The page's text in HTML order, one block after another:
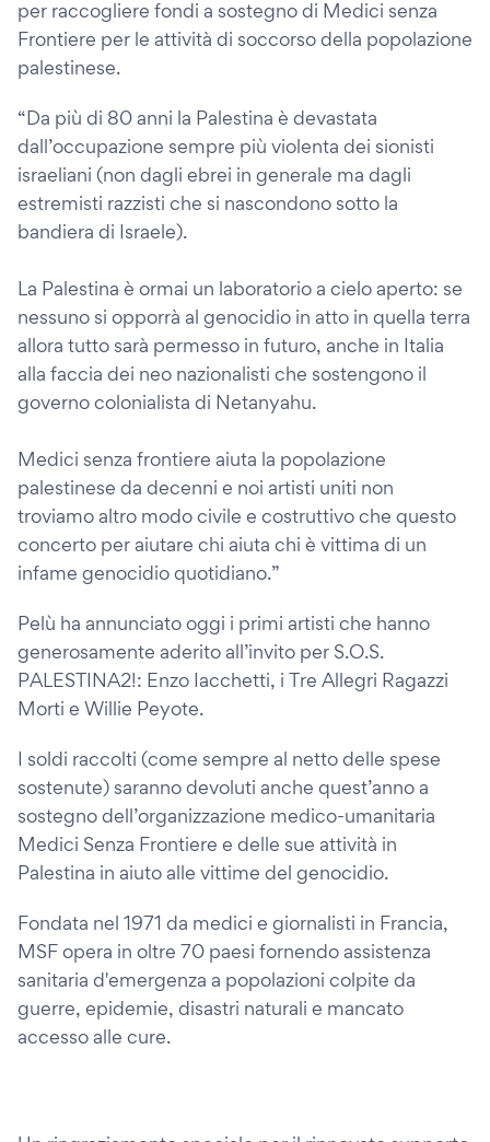
per raccogliere fondi a sostegno di Medici senza
Frontiere per le attività di soccorso della popolazione
palestinese.
“Da più di 80 anni la Palestina è devastata
dall’occupazione sempre più violenta dei sionisti
israeliani (non dagli ebrei in generale ma dagli
estremisti razzisti che si nascondono sotto la
bandiera di Israele).
La Palestina è ormai un laboratorio a cielo aperto: se
nessuno si opporrà al genocidio in atto in quella terra
allora tutto sarà permesso in futuro, anche in Italia
alla faccia dei neo nazionalisti che sostengono il
governo colonialista di Netanyahu.
Medici senza frontiere aiuta la popolazione
palestinese da decenni e noi artisti uniti non
troviamo altro modo civile e costruttivo che questo
concerto per aiutare chi aiuta chi è vittima di un
infame genocidio quotidiano.”
Pelù ha annunciato oggi i primi artisti che hanno
generosamente aderito all’invito per S.O.S.
PALESTINA2!: Enzo Iacchetti, i Tre Allegri Ragazzi
Morti e Willie Peyote.
I soldi raccolti (come sempre al netto delle spese
sostenute) saranno devoluti anche quest’anno a
sostegno dell’organizzazione medico-umanitaria
Medici Senza Frontiere e delle sue attività in
Palestina in aiuto alle vittime del genocidio.
Fondata nel 1971 da medici e giornalisti in Francia,
MSF opera in oltre 70 paesi fornendo assistenza
sanitaria d'emergenza a popolazioni colpite da
guerre, epidemie, disastri naturali e mancato
accesso alle cure.